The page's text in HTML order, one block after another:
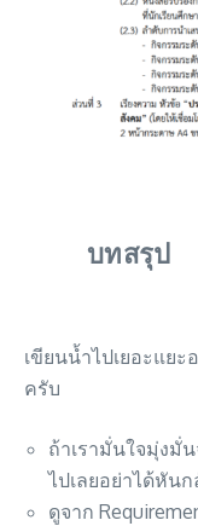
บทสรุป
เขียนน้ำไปเยอะแย
ครับ
ถ้าเรามั่นใจมุ่งมั่
ไปเลยอย่าได้หัน
ดูจาก